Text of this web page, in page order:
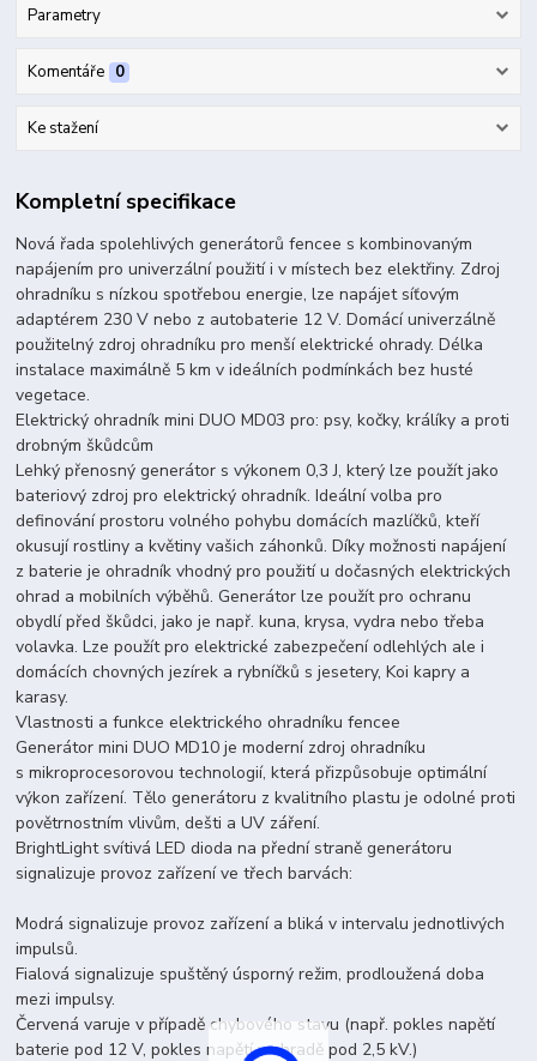
Parametry
Komentáře 0
Ke stažení
Kompletní specifikace
Nová řada spolehlivých generátorů fencee s kombinovaným
napájením pro univerzální použití i v místech bez elektřiny. Zdroj
ohradníku s nízkou spotřebou energie, lze napájet síťovým
adaptérem 230 V nebo z autobaterie 12 V. Domácí univerzálně
použitelný zdroj ohradníku pro menší elektrické ohrady. Délka
instalace maximálně 5 km v ideálních podmínkách bez husté
vegetace.
Elektrický ohradník mini DUO MD03 pro: psy, kočky, králíky a proti
drobným škůdcům
Lehký přenosný generátor s výkonem 0,3 J, který lze použít jako
bateriový zdroj pro elektrický ohradník. Ideální volba pro
definování prostoru volného pohybu domácích mazlíčků, kteří
okusují rostliny a květiny vašich záhonků. Díky možnosti napájení
z baterie je ohradník vhodný pro použití u dočasných elektrických
ohrad a mobilních výběhů. Generátor lze použít pro ochranu
obydlí před škůdci, jako je např. kuna, krysa, vydra nebo třeba
volavka. Lze použít pro elektrické zabezpečení odlehlých ale i
domácích chovných jezírek a rybníčků s jesetery, Koi kapry a
karasy.
Vlastnosti a funkce elektrického ohradníku fencee
Generátor mini DUO MD10 je moderní zdroj ohradníku
s mikroprocesorovou technologií, která přizpůsobuje optimální
výkon zařízení. Tělo generátoru z kvalitního plastu je odolné proti
povětrnostním vlivům, dešti a UV záření.
BrightLight svítivá LED dioda na přední straně generátoru
signalizuje provoz zařízení ve třech barvách:
Modrá signalizuje provoz zařízení a bliká v intervalu jednotlivých
impulsů.
Fialová signalizuje spuštěný úsporný režim, prodloužená doba
mezi impulsy.
Červená varuje v případě chybového stavu (např. pokles napětí
baterie pod 12 V, pokles napětí v ohradě pod 2,5 kV.)